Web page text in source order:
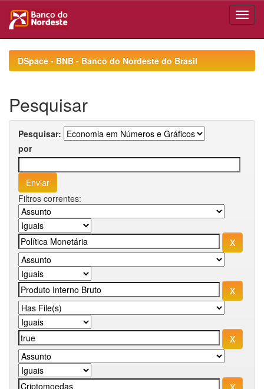
navigationDSpace - BNB - Banco do Nordeste do Brasil
Pesquisar
Pesquisar:
por
Filtros correntes: